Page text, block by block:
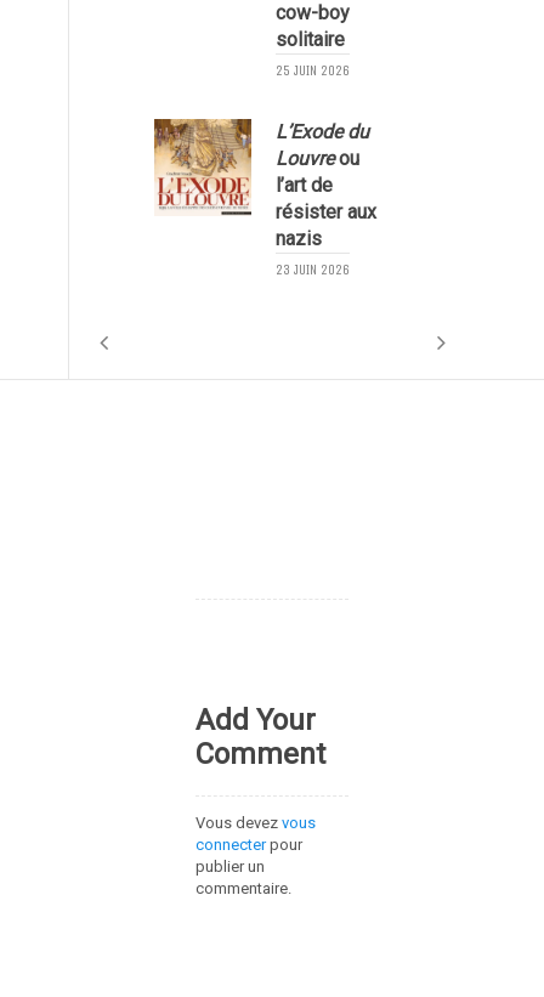
cow-boy
solitaire
25 JUIN 2026
L’Exode du
Louvreou
l’art de
résister aux
nazis
23 JUIN 2026
Add Your
Comment
Vous devez vous
connecterpour
publier un
commentaire.